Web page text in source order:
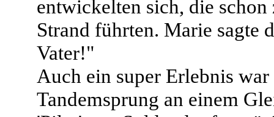
entwickelten sich, die
Strand führten. Marie sagte
Vater!"
Auch ein super Erlebnis war
Tandemsprung an einem